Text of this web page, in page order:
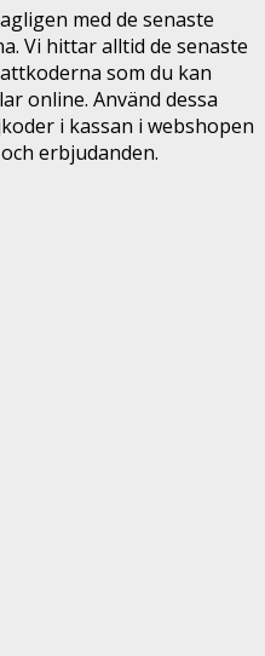
med de senaste
Vi hittar alltid de senaste
som du kan
online. Använd dessa
i kassan i webshopen
erbjudanden.